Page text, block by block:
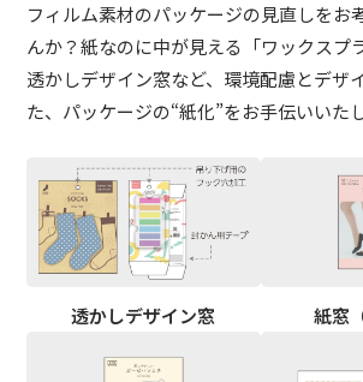
フィルム素材のパッケージの見直しをお
んか？紙なのに中が見える「ワックスプ
透かしデザイン窓など、環境配慮とデザ
た、パッケージの“紙化”をお手伝いいた
透かしデザイン窓 紙窓